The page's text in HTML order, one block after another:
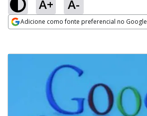
A+ A-
Adicione como fonte preferencial no Google